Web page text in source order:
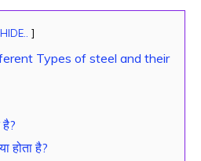
..HIDE..
Types of steel and their
होता है?